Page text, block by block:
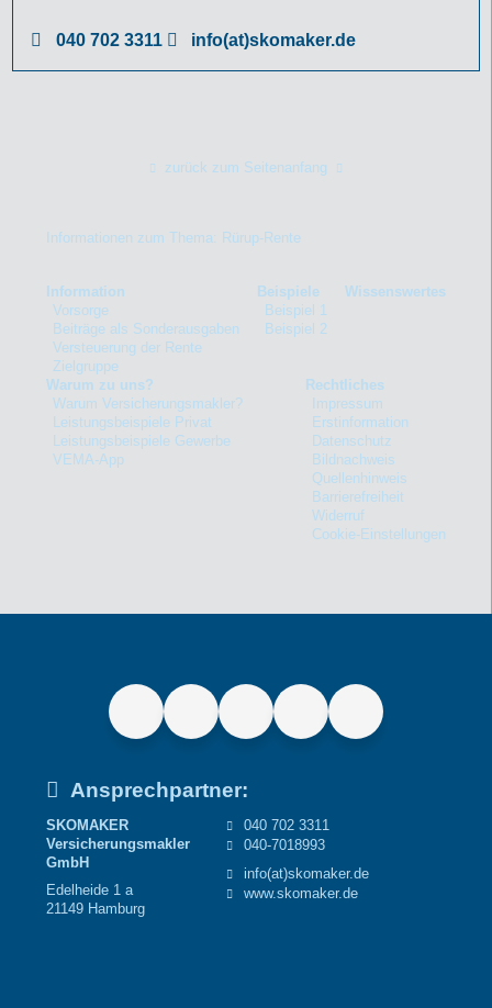
040 702 3311 info(at)skomaker.de
zurück zum Seitenanfang
Informationen zum Thema: Rürup-Rente
Information
Vorsorge
Beiträge als Sonderausgaben
Versteuerung der Rente
Zielgruppe
Beispiele
Beispiel 1
Beispiel 2
Wissenswertes
Warum zu uns?
Warum Versicherungsmakler?
Leistungsbeispiele Privat
Leistungsbeispiele Gewerbe
VEMA-App
Rechtliches
Impressum
Erstinformation
Datenschutz
Bildnachweis
Quellenhinweis
Barrierefreiheit
Widerruf
Cookie-Einstellungen
Ansprechpartner:
SKOMAKER
Versicherungsmakler
GmbH
Edelheide 1 a
21149 Hamburg
040 702 3311
040-7018993
info(at)skomaker.de
www.skomaker.de